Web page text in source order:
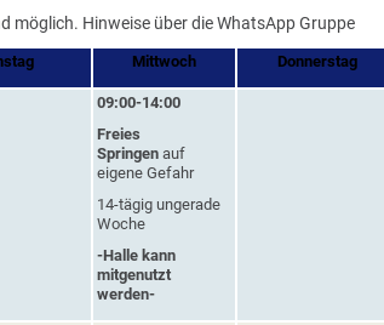
möglich. Hinweise über die WhatsApp Gruppe
Mittwoch Donnerstag
09:00-14:00
Freies
Springen auf
eigene Gefahr
14-tägig ungerade
Woche
-Halle kann
mitgenutzt
werden-